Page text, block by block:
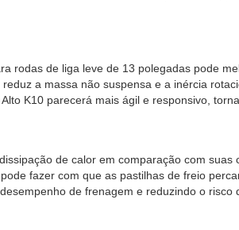
rodas de liga leve de 13 polegadas pode
a massa não suspensa e a inércia
K10 parecerá mais ágil e responsivo,
de calor em comparação com
fazer com que as pastilhas de freio
de frenagem e reduzindo o